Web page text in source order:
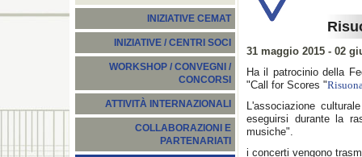
INIZIATIVE CEMAT
INIZIATIVE / CENTRI SOCI
WORKSHOP / CONVEGNI /
CONCORSI
ATTIVITÀ INTERNAZIONALI
COLLABORAZIONI E
PARTENARIATI
31 maggio 2015 - 02
Ha il patrocinio della
"Call for Scores "
L'associazione
eseguirsi durante la
musiche".
i concerti vengono